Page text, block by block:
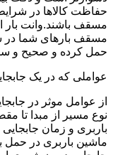
حفاظت کالاها در
مسقف باشند.وانت بار
مسقف بارهای شما در
حمل کرده و صحیح و
عواملی که در یک
از عوامل موثر در
نوع مسیر از مبدا تا
باربری و زمان
ماشین باربری در حمل